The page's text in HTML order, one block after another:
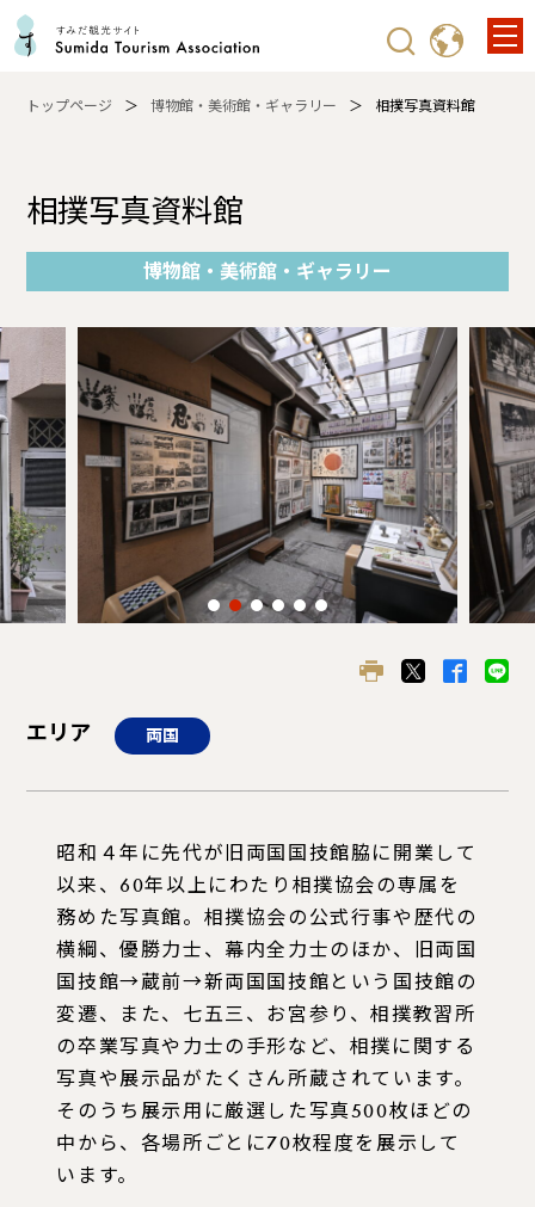
トップページ 博物館・美術館・ギャラリー 相撲写真資料館
相撲写真資料館
博物館・美術館・ギャラリー
エリア 両国
昭和４年に先代が旧両国国技館脇に開業して
以来、60年以上にわたり相撲協会の専属を
務めた写真館。相撲協会の公式行事や歴代の
横綱、優勝力士、幕内全力士のほか、旧両国
国技館→蔵前→新両国国技館という国技館の
変遷、また、七五三、お宮参り、相撲教習所
の卒業写真や力士の手形など、相撲に関する
写真や展示品がたくさん所蔵されています。
そのうち展示用に厳選した写真500枚ほどの
中から、各場所ごとに70枚程度を展示して
います。